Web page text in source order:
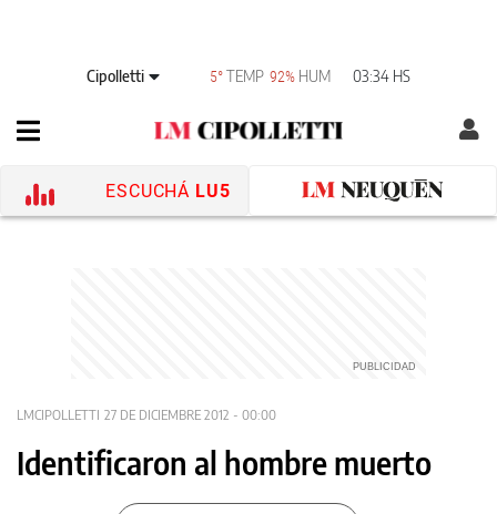
Cipolletti 5°TEMP 92% HUM 03:34 HS
ESCUCHÁ LU5
LMCIPOLLETTI 27 DE DICIEMBRE 2012 - 00:00
Identificaron al hombre muerto